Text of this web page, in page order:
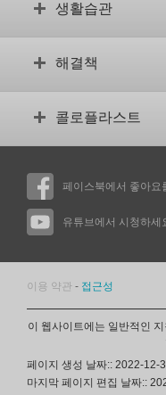
체형이 어떻습니까?
용어집
장루가 있는 자녀
안정적인 루틴 설정
보조 제품을 위한 동영상
생활습관
장루와 함께 하는 일상 생활
성생활
여행
정서적 지원
사회 생활
사용자 후기
사용자의 동영상 평가
해결책
나에게 맞는 제품 찾기
권리 및 보험에 관한 사실
콜로플라스트
혁신
콜로플라스트 웹사이트
의료 전문가 가입
콜로플라스트 현지 사무소
페이스북에서 좋아요
유튜브에서 시청하세
이용 약관 - 접근성
이 웹사이트에는 일반적인
페이지 생성 날짜:: 2022-12-
마지막 페이지 편집 날짜::